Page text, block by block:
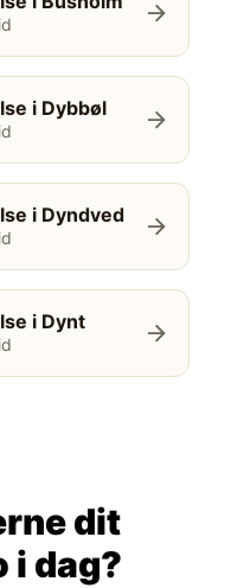
arrow_forward
i Dybbøl arrow_forward
i Dyndved arrow_forward
i Dynt arrow_forward
dit
i dag?